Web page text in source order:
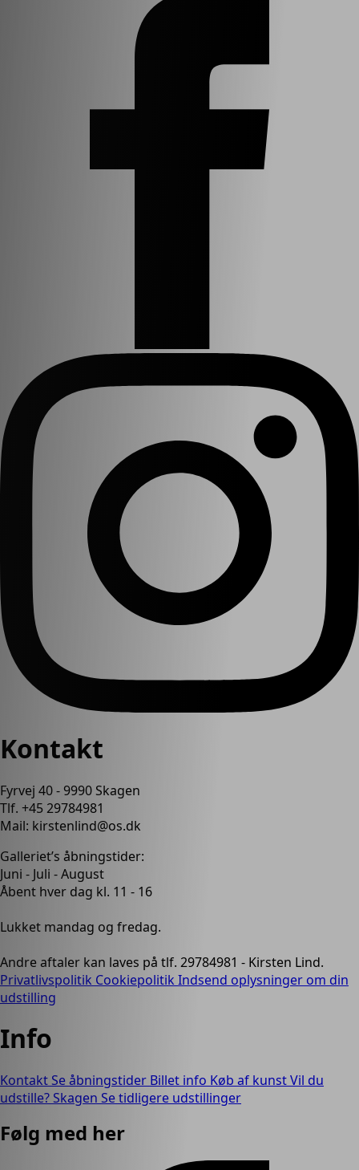
Kontakt
Fyrvej 40 - 9990 Skagen
Tlf. +45 29784981
Mail: kirstenlind@os.dk
Galleriet’s åbningstider:
Juni - Juli - August
Åbent hver dag kl. 11 - 16
Lukket mandag og fredag.
Andre aftaler kan laves på tlf. 29784981 - Kirsten Lind.
Privatlivspolitik Cookiepolitik Indsend oplysninger om din
udstilling
Info
Kontakt Se åbningstider Billet info Køb af kunstVil du
udstille? Skagen Se tidligere udstillinger
Følg med her